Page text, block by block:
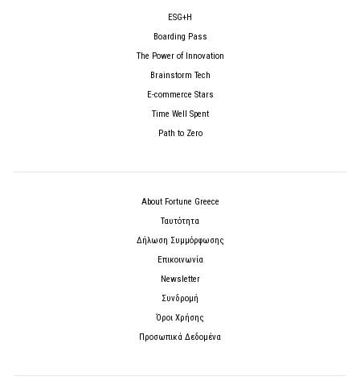
ESG+H
Boarding Pass
The Power of Innovation
Brainstorm Tech
E-commerce Stars
Time Well Spent
Path to Zero
About Fortune Greece
Ταυτότητα
Δήλωση Συμμόρφωσης
Επικοινωνία
Newsletter
Συνδρομή
Όροι Χρήσης
Προσωπικά Δεδομένα